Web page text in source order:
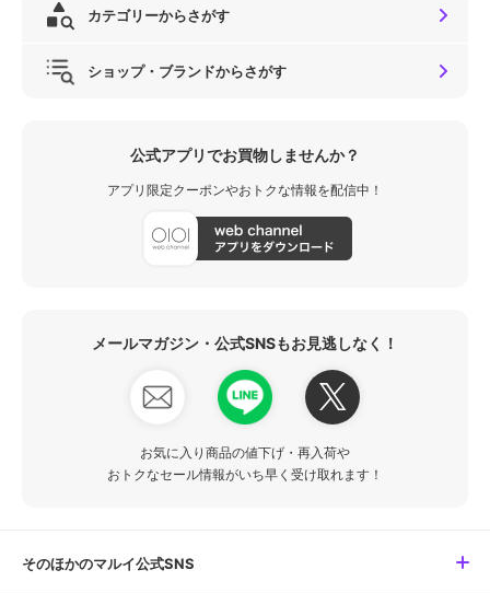
カテゴリーからさがす
ショップ・ブランドからさがす
公式アプリでお買物しませんか？
アプリ限定クーポンやおトクな情報を配信中！
メールマガジン・公式SNSもお見逃しなく！
お気に入り商品の値下げ・再入荷や
おトクなセール情報がいち早く受け取れます！
そのほかのマルイ公式SNS